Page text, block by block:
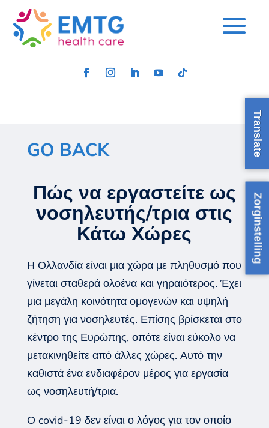
Zorginstelling
GO BACK
Πώς να εργαστείτε ως
νοσηλευτής/τρια στις
Κάτω Χώρες
Η Ολλανδία είναι μια χώρα με πληθυσμό που
γίνεται σταθερά ολοένα και γηραιότερος. Έχει
μια μεγάλη κοινότητα ομογενών και υψηλή
ζήτηση για νοσηλευτές. Επίσης βρίσκεται στο
κέντρο της Ευρώπης, οπότε είναι εύκολο να
μετακινηθείτε από άλλες χώρες. Αυτό την
καθιστά ένα ενδιαφέρον μέρος για εργασία
ως νοσηλευτή/τρια.
Ο covid-19 δεν είναι ο λόγος για τον οποίο
Translate